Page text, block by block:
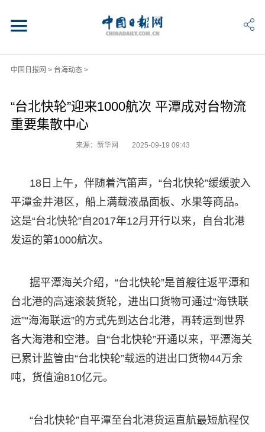
中国日报网 > 台海动态>
“台北快轮”迎来1000航次 平潭成对台物流
重要集散中心
来源：新华网 2025-09-19 09:43
18日上午，伴随着汽笛声，“台北快轮”缓缓驶入
平潭金井港区，船上满载液晶面板、水果等商品。
这是“台北快轮”自2017年12月开行以来，自台北港
发运的第1000航次。
据平潭海关介绍，“台北快轮”是首艘往返平潭和
台北港的高速滚装货轮，进出口货物可通过“海铁联
运”“海海联运”的方式先到达台北港，再转运到世界
各大海港和空港。自“台北快轮”开通以来，平潭海关
已累计监管由“台北快轮”载运的进出口货物44万余
吨，货值逾810亿元。
“台北快轮”自平潭至台北港货运直航最短航程仅